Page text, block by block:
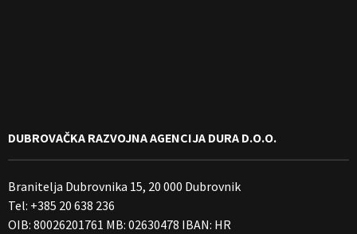
DUBROVAČKA RAZVOJNA AGENCIJA DURA D.O.O.
Branitelja Dubrovnika 15, 20 000 Dubrovnik
Tel: +385 20 638 236
OIB: 80026201761 MB: 02630478 IBAN: HR